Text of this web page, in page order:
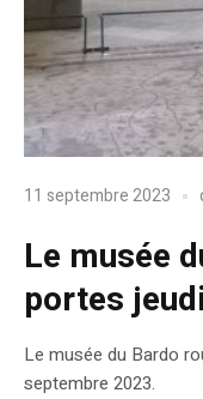
11 septembre 2023
Le musée
portes jeudi
Le musée du Bardo
septembre 2023.